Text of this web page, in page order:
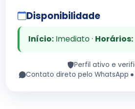
Disponibilidade
Início:Imediato · Horários:
Perfil ativo e
Contato direto pelo WhatsApp